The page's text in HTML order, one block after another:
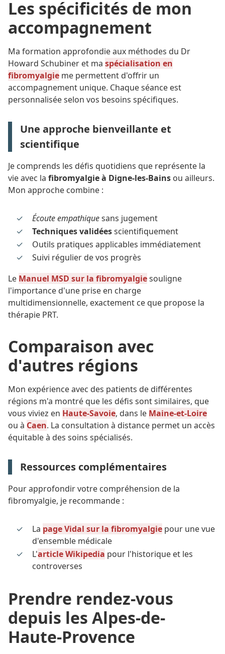
Les spécificités de mon
accompagnement
Ma formation approfondie aux méthodes du Dr
Howard Schubiner et ma spécialisation en
fibromyalgie me permettent d'offrir un
accompagnement unique. Chaque séance est
personnalisée selon vos besoins spécifiques.
Une approche bienveillante et
scientifique
Je comprends les défis quotidiens que représente la
vie avec la fibromyalgie à Digne-les-Bains ou ailleurs.
Mon approche combine :
Écoute empathiquesans jugement
Techniques validéesscientifiquement
Outils pratiques applicables immédiatement
Suivi régulier de vos progrès
Le Manuel MSD sur la fibromyalgiesouligne
l'importance d'une prise en charge
multidimensionnelle, exactement ce que propose la
thérapie PRT.
Comparaison avec
d'autres régions
Mon expérience avec des patients de différentes
régions m'a montré que les défis sont similaires, que
vous viviez en Haute-Savoie, dans le Maine-et-Loire
ou à Caen. La consultation à distance permet un accès
équitable à des soins spécialisés.
Ressources complémentaires
Pour approfondir votre compréhension de la
fibromyalgie, je recommande :
La page Vidal sur la fibromyalgie pour une vue
d'ensemble médicale
L'article Wikipedia pour l'historique et les
controverses
Prendre rendez-vous
depuis les Alpes-de-
Haute-Provence